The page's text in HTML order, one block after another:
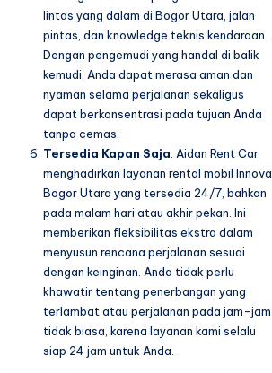
lintas yang dalam di Bogor Utara, jalan
pintas, dan knowledge teknis kendaraan.
Dengan pengemudi yang handal di balik
kemudi, Anda dapat merasa aman dan
nyaman selama perjalanan sekaligus
dapat berkonsentrasi pada tujuan Anda
tanpa cemas.
Tersedia Kapan Saja: Aidan Rent Car
menghadirkan layanan rental mobil Innova
Bogor Utara yang tersedia 24/7, bahkan
pada malam hari atau akhir pekan. Ini
memberikan fleksibilitas ekstra dalam
menyusun rencana perjalanan sesuai
dengan keinginan. Anda tidak perlu
khawatir tentang penerbangan yang
terlambat atau perjalanan pada jam-jam
tidak biasa, karena layanan kami selalu
siap 24 jam untuk Anda.